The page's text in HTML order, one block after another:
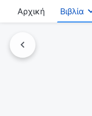
Αρχική Βιβλία